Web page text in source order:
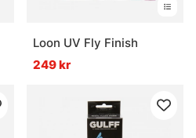
Loon UV Fly Finish
249 kr